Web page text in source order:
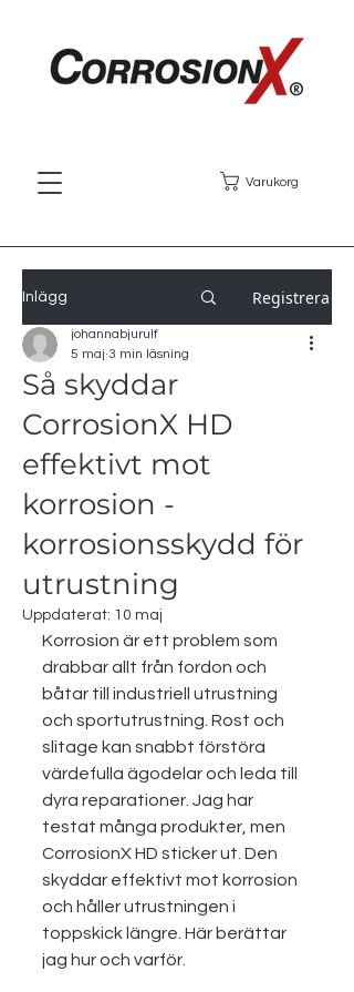
Varukorg
Inlägg Registrera
Så skyddar
CorrosionX HD
effektivt mot
korrosion -
korrosionsskydd för
utrustning
johannabjurulf
5 maj 3 min läsning
Uppdaterat: 10 maj
Korrosion är ett problem som
drabbar allt från fordon och
båtar till industriell utrustning
och sportutrustning. Rost och
slitage kan snabbt förstöra
värdefulla ägodelar och leda till
dyra reparationer. Jag har
testat många produkter, men
CorrosionX HD sticker ut. Den
skyddar effektivt mot korrosion
och håller utrustningen i
toppskick längre. Här berättar
jag hur och varför.